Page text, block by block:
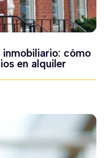
cómo
en alquiler